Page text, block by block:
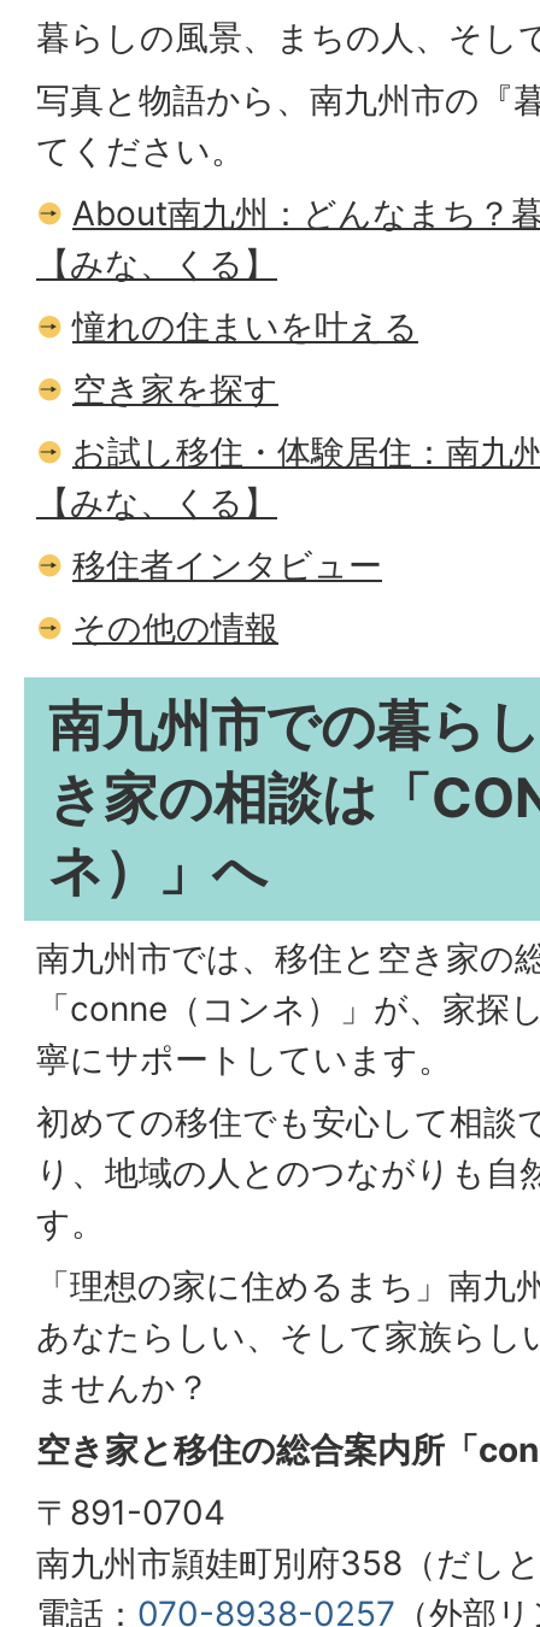
暮らしの風景、まちの人、そし
写真と物語から、南九州市の『
てください。
About南九州：どんなまち？
【みな、くる】
憧れの住まいを叶える
空き家を探す
お試し移住・体験居住：南九
【みな、くる】
移住者インタビュー
その他の情報
南九州市での暮ら
き家の相談は「
ネ）」へ
南九州市では、移住と空き家の
「conne（コンネ）」が、家探
寧にサポートしています。
初めての移住でも安心して相談
り、地域の人とのつながりも自
す。
「理想の家に住めるまち」南九
あなたらしい、そして家族らし
ませんか？
空き家と移住の総合案内所「
〒891-0704
南九州市頴娃町別府358（だし
電話： 070-8938-0257 （外部